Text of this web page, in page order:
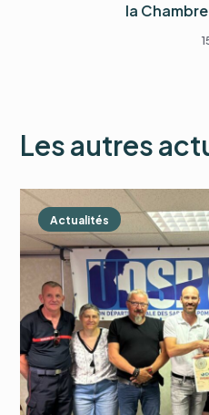
la
Les autres
Actualités